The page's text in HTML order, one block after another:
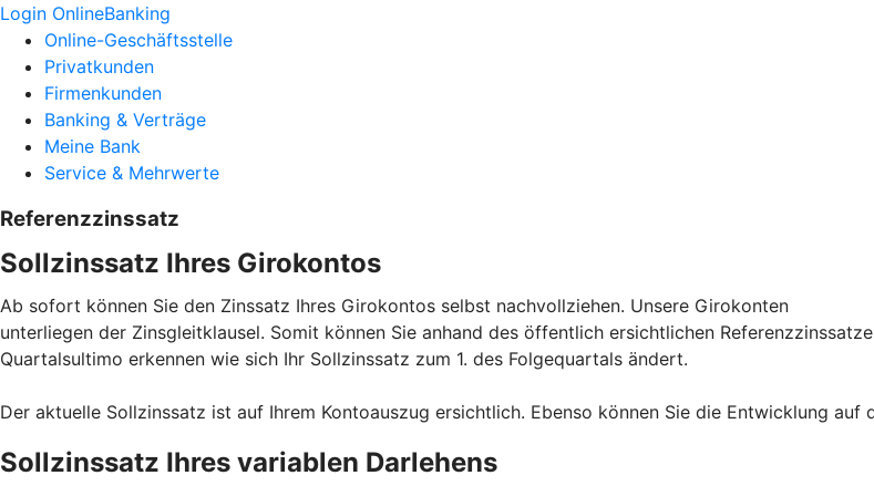
Login OnlineBanking
Online-Geschäftsstelle
Privatkunden
Firmenkunden
Banking & Verträge
Meine Bank
Service & Mehrwerte
Referenzzinssatz
Sollzinssatz Ihres Girokontos
Ab sofort können Sie den Zinssatz Ihres Girokontos selbst nachvollziehen. Unsere Girokonten
unterliegen der Zinsgleitklausel. Somit können Sie anhand des öffentlich ersichtlichen
Quartalsultimo erkennen wie sich Ihr Sollzinssatz zum 1. des Folgequartals ändert.
Der aktuelle Sollzinssatz ist auf Ihrem Kontoauszug ersichtlich. Ebenso können Sie die Entwicklung
Sollzinssatz Ihres variablen Darlehens